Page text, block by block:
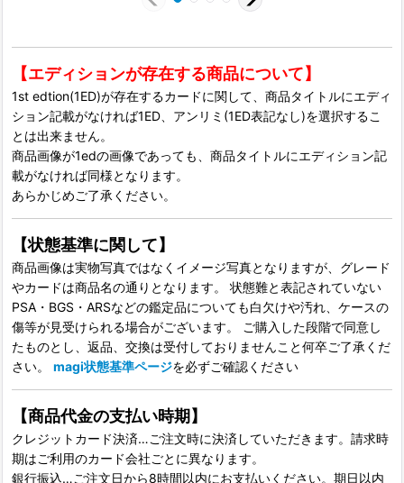
【エディションが存在する商品について】
1st edtion(1ED)が存在するカードに関して、商品タイトルにエディ
ション記載がなければ1ED、アンリミ(1ED表記なし)を選択するこ
とは出来ません。
商品画像が1edの画像であっても、商品タイトルにエディション記
載がなければ同様となります。
あらかじめご了承ください。
【状態基準に関して】
商品画像は実物写真ではなくイメージ写真となりますが、グレード
やカードは商品名の通りとなります。 状態難と表記されていない
PSA・BGS・ARSなどの鑑定品についても白欠けや汚れ、ケースの
傷等が見受けられる場合がございます。 ご購入した段階で同意し
たものとし、返品、交換は受付しておりませんこと何卒ご了承くだ
さい。 magi状態基準ページを必ずご確認ください
【商品代金の支払い時期】
クレジットカード決済…ご注文時に決済していただきます。請求時
期はご利用のカード会社ごとに異なります。
銀行振込…ご注文日から8時間以内にお支払いください。期日以内